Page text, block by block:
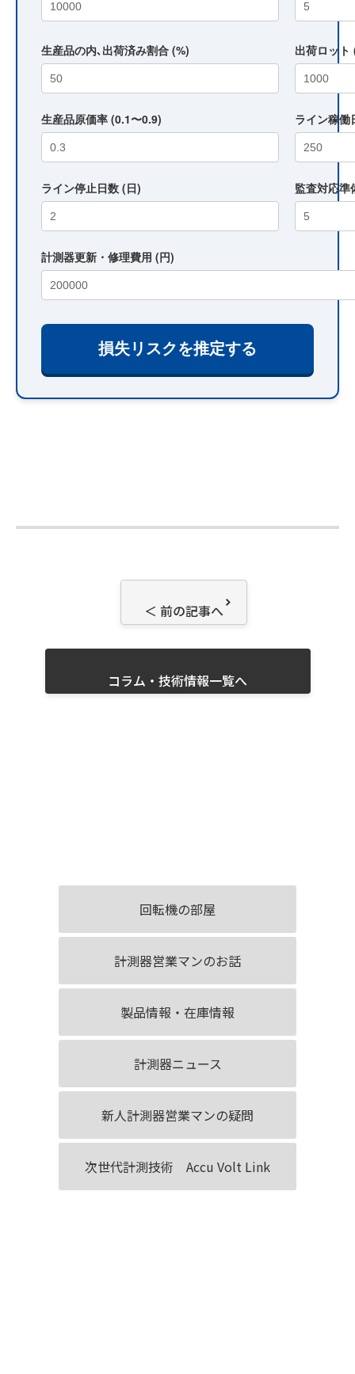
生産品の内､出荷済み割合 (%) 出荷ロット
生産品原価率 (0.1〜0.9) ライン稼働
ライン停止日数 (日) 監査対応準
計測器更新・修理費用 (円)
損失リスクを推定する
＜ 前の記事へ
コラム・技術情報一覧へ
回転機の部屋
計測器営業マンのお話
製品情報・在庫情報
計測器ニュース
新人計測器営業マンの疑問
次世代計測技術 Accu Volt Link